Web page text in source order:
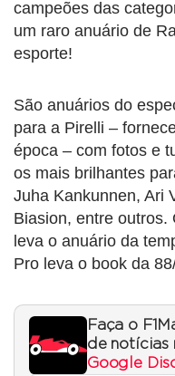
campeões das
um raro anuário de
esporte!
São anuários do
para a Pirelli –
época – com fotos e
os mais brilhantes
Juha Kankunnen, Ari
Biasion, entre outros.
leva o anuário da
Pro leva o book da
Faça o
de notícias
Google